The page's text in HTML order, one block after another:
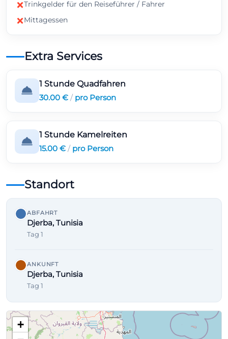
Trinkgelder für den Reiseführer / Fahrer
Mittagessen
Extra Services
1 Stunde Quadfahren
30.00 € / pro Person
1 Stunde Kamelreiten
15.00 € / pro Person
Standort
ABFAHRT
Djerba, Tunisia
Tag 1
ANKUNFT
Djerba, Tunisia
Tag 1
+